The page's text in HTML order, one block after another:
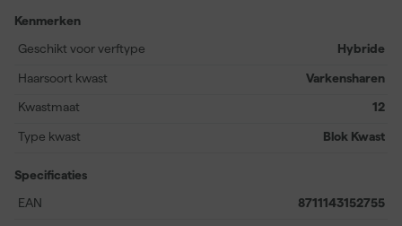
zowel binnen- als buitentoepassingen. Verkrijgbaar in vier maten,
zodat je altijd het juiste formaat hebt. Houd er wel rekening mee
Kenmerken
Geschikt voor verftype
Hybride
Haarsoort kwast Varkensharen
Kwastmaat 12
Type kwast Blok Kwast
Specificaties
EAN
8711143152755